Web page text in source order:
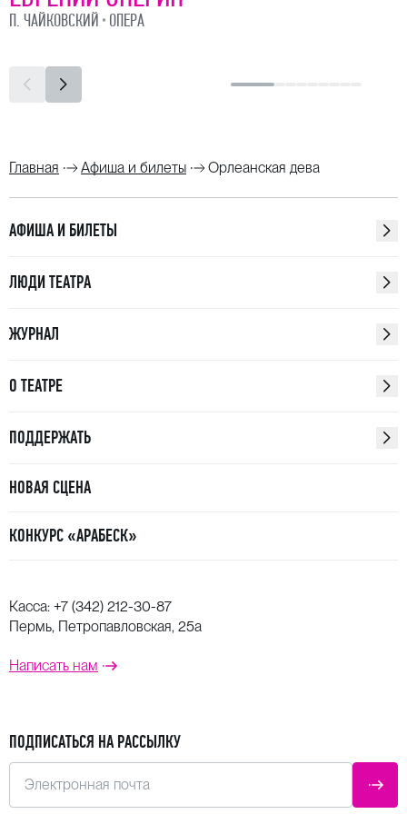
П. ЧАЙКОВСКИЙ ОПЕРА
Главная Афиша и билеты Орлеанская дева
АФИША И БИЛЕТЫ
ЛЮДИ ТЕАТРА
ЖУРНАЛ
О ТЕАТРЕ
ПОДДЕРЖАТЬ
НОВАЯ СЦЕНА
КОНКУРС «АРАБЕСК»
Касса: +7 (342) 212-30-87
Пермь, Петропавловская, 25а
Написать нам
ПОДПИСАТЬСЯ НА РАССЫЛКУ
Электронная почта